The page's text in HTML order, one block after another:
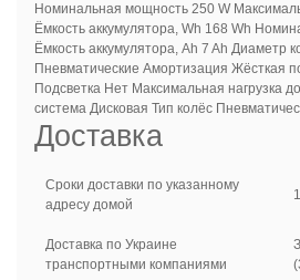
Номинальная мощность 250 W
Ёмкость аккумулятора, Wh 168 Wh
Ёмкость аккумулятора, Ah 7 Ah Диаметр
Пневматические Амортизация Жёсткая
Подсветка Нет Максимальная нагрузка
система Дисковая Тип колёс
Доставка
Сроки доставки по указанному
адресу домой
Доставка по Украине
транспортными компаниями